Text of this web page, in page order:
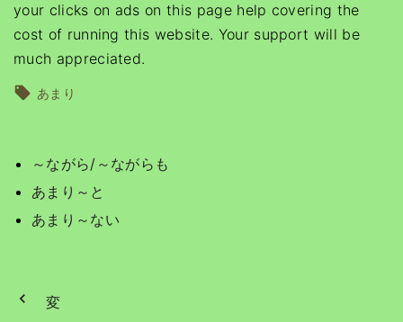
your clicks on ads on this page help covering the
cost of running this website. Your support will be
much appreciated.
あまり
～ながら/～ながらも
あまり～と
あまり～ない
変